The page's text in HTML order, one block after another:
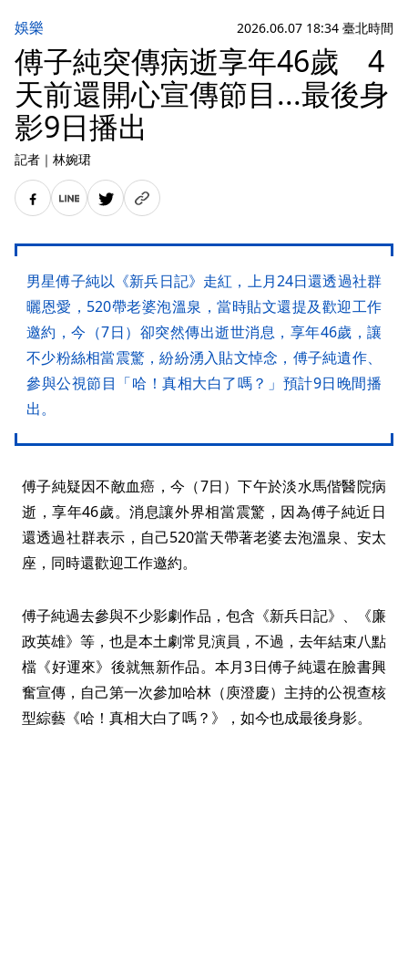
娛樂 2026.06.07 18:34 臺北時間
傅子純突傳病逝享年46歲 4
天前還開心宣傳節目...最後身
影9日播出
記者 ｜ 林婉珺
男星傅子純以《新兵日記》走紅，上月24日還透過社群
曬恩愛，520帶老婆泡溫泉，當時貼文還提及歡迎工作
邀約，今（7日）卻突然傳出逝世消息，享年46歲，讓
不少粉絲相當震驚，紛紛湧入貼文悼念，傅子純遺作、
參與公視節目「哈！真相大白了嗎？」預計9日晚間播
出。
傅子純疑因不敵血癌，今（7日）下午於淡水馬偕醫院病
逝，享年46歲。消息讓外界相當震驚，因為傅子純近日
還透過社群表示，自己520當天帶著老婆去泡溫泉、安太
座，同時還歡迎工作邀約。
傅子純過去參與不少影劇作品，包含《新兵日記》、《廉
政英雄》等，也是本土劇常見演員，不過，去年結束八點
檔《好運來》後就無新作品。本月3日傅子純還在臉書興
奮宣傳，自己第一次參加哈林（庾澄慶）主持的公視查核
型綜藝《哈！真相大白了嗎？》，如今也成最後身影。